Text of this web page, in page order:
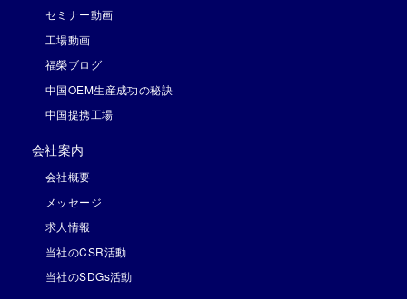
セミナー動画
工場動画
福榮ブログ
中国OEM生産成功の秘訣
中国提携工場
会社案内
会社概要
メッセージ
求人情報
当社のCSR活動
当社のSDGs活動